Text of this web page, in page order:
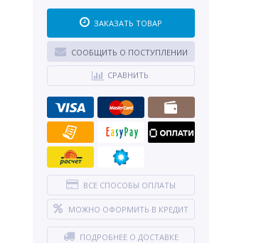
ЗАКАЗАТЬ ТОВАР
СООБЩИТЬ О ПОСТУПЛЕНИИ
СРАВНИТЬ
ВСЕ СПОСОБЫ ОПЛАТЫ
МОЖНО ОФОРМИТЬ В КРЕДИТ
ПОДРОБНЕЕ О ДОСТАВКЕ